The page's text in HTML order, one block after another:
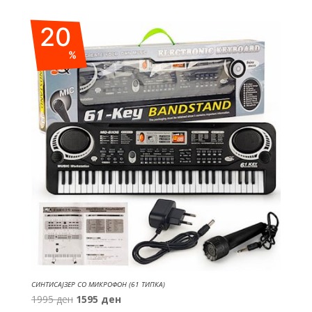
350 ден.
280 ден.
20
%
СИНТИСАЈЗЕР СО МИКРОФОН (61 ТИПКА)
1995ден Original
1595 денCurrent